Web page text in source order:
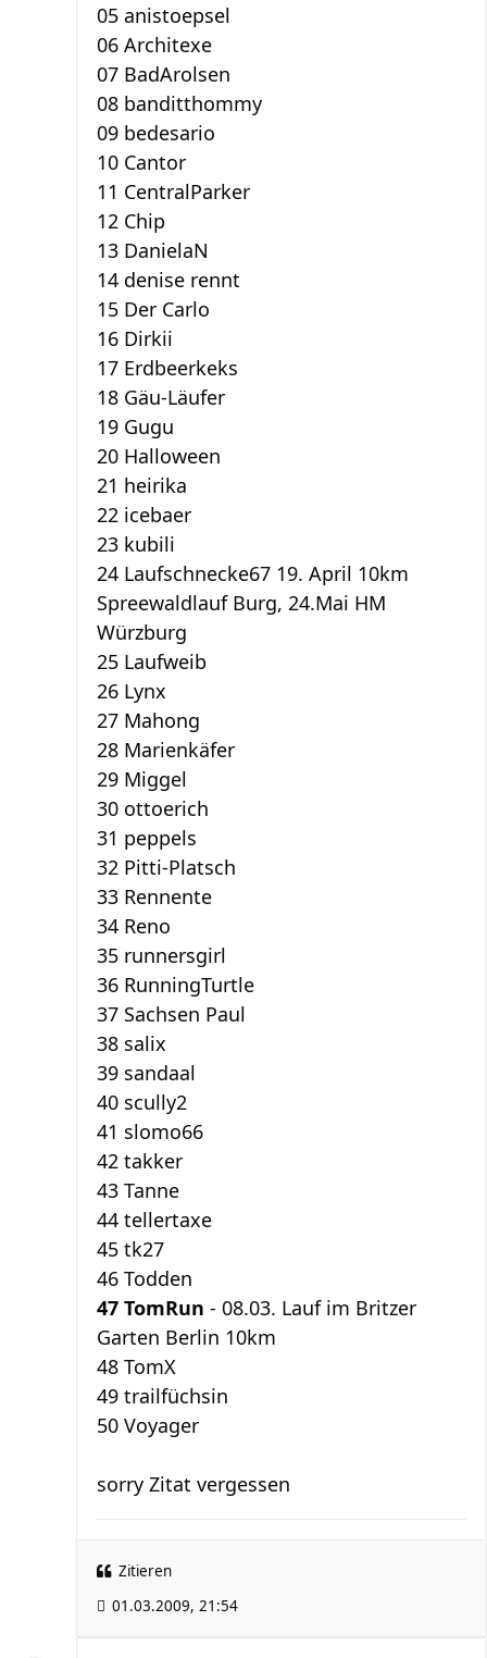
05 anistoepsel
06 Architexe
07 BadArolsen
08 banditthommy
09 bedesario
10 Cantor
11 CentralParker
12 Chip
13 DanielaN
14 denise rennt
15 Der Carlo
16 Dirkii
17 Erdbeerkeks
18 Gäu-Läufer
19 Gugu
20 Halloween
21 heirika
22 icebaer
23 kubili
24 Laufschnecke67 19. April 10km
Spreewaldlauf Burg, 24.Mai HM
Würzburg
25 Laufweib
26 Lynx
27 Mahong
28 Marienkäfer
29 Miggel
30 ottoerich
31 peppels
32 Pitti-Platsch
33 Rennente
34 Reno
35 runnersgirl
36 RunningTurtle
37 Sachsen Paul
38 salix
39 sandaal
40 scully2
41 slomo66
42 takker
43 Tanne
44 tellertaxe
45 tk27
46 Todden
47 TomRun - 08.03. Lauf im Britzer
Garten Berlin 10km
48 TomX
49 trailfüchsin
50 Voyager
sorry Zitat vergessen
Zitieren
01.03.2009, 21:54